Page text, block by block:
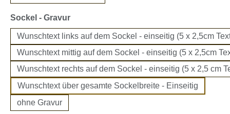
Sockel - Gravurauswählen
Wunschtext links auf dem Sockel - einseitig (5 x 2,5cm
Wunschtext mittig auf dem Sockel - einseitig (5 x 2,5cm
Wunschtext rechts auf dem Sockel - einseitig (5 x 2,5 cm
Wunschtext über gesamte Sockelbreite - Einseitig
ohne Gravur